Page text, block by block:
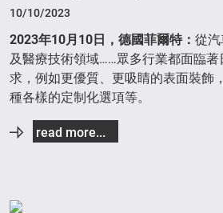
10/10/2023
2023年10月10日，德國菲爾特： 從
及醫療技術領域……眾多行業都面臨著
求，例如更優質、更吸睛的表面裝飾
種各樣的定制化選項等。
read more...